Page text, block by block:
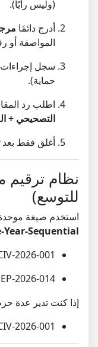
(وليس رأيًا).
أدرج دائمًا
المواصفة أو
سجل إجراءات
حماية).
اطلب رد
التصحيحي +
أغلق فقط بعد
نظام ترقيم
للتوسع)
استخدم صيغة
Year-Sequential
2026-001
2026-014
إذا كنت تدير عدة
2026-001